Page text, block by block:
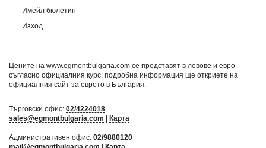
Имейл бюлетин
Изход
Цените на www.egmontbulgaria.com се представят в левове и евро
съгласно официалния курс; подробна информация ще откриете на
официалния сайт за еврото в България
Търговски офис: 02/4224018
sales@egmontbulgaria.com
Карта
Административен офис: 02/9880120